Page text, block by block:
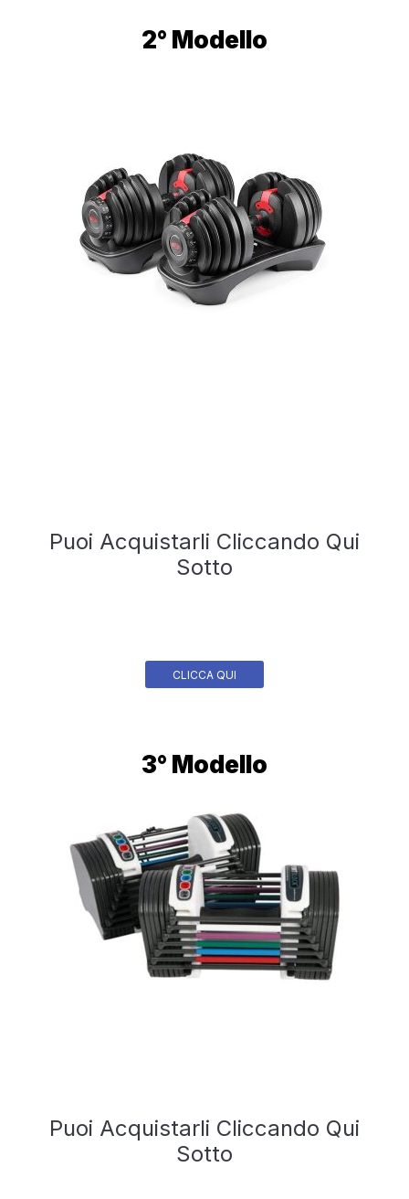
2° Modello
Puoi Acquistarli Cliccando Qui
Sotto
CLICCA QUI
3° Modello
Puoi Acquistarli Cliccando Qui
Sotto